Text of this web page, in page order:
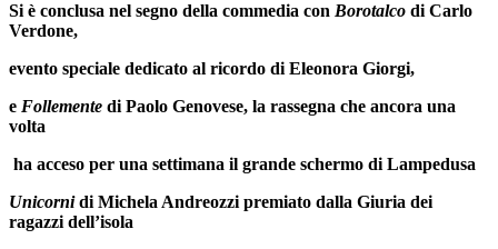
Si è conclusa nel segno della commedia con Borotalco di Carlo
Verdone,
evento speciale dedicato al ricordo di Eleonora Giorgi,
e Follemente di Paolo Genovese, la rassegna che ancora una
volta
ha acceso per una settimana il grande schermo di Lampedusa
Unicornidi Michela Andreozzi premiato dalla Giuria dei
ragazzi dell’isola